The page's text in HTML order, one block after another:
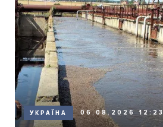
УКРАЇНА 06.08.2026 12:23